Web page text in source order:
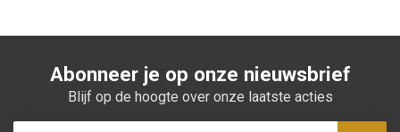
Abonneer je op onze nieuwsbrief
Blijf op de hoogte over onze laatste acties